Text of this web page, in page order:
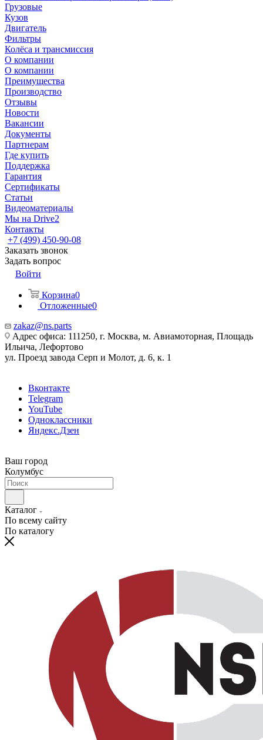
Грузовые
Кузов
Двигатель
Фильтры
Колёса и трансмиссия
О компании
О компании
Преимущества
Производство
Отзывы
Новости
Вакансии
Документы
Партнерам
Где купить
Поддержка
Гарантия
Сертификаты
Статьи
Видеоматериалы
Мы на Drive2
Контакты
+7 (499) 450-90-08
Заказать звонок
Задать вопрос
Войти
Корзина0
Отложенные0
zakaz@ns.parts
Адрес офиса: 111250, г. Москва, м. Авиамоторная, Площадь
Ильича, Лефортово
ул. Проезд завода Серп и Молот, д. 6, к. 1
Вконтакте
Telegram
YouTube
Одноклассники
Яндекс.Дзен
Ваш город
Колумбус
Каталог
По всему сайту
По каталогу